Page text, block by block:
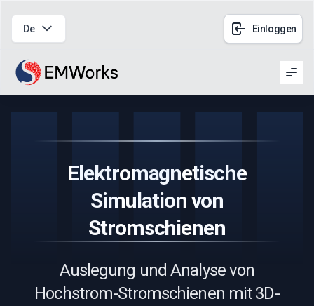
De Einloggen
Elektromagnetische
Simulation von
Stromschienen
Auslegung und Analyse von
Hochstrom-Stromschienen mit 3D-